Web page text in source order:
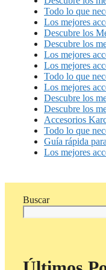
Todo lo que
Los mejores
Descubre los
Descubre los
Los mejores
Los mejores
Todo lo que
Los mejores
Descubre los
Descubre los
Accesorios
Todo lo que
Guía rápida
Los mejores
Buscar